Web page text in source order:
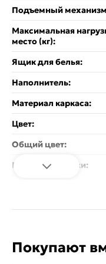
Подъемный
Максимальная
место (кг):
Ящик для белья:
Наполнитель:
Материал каркаса:
Цвет:
Общий цвет:
Материал обивки:
Объём:
Покупают